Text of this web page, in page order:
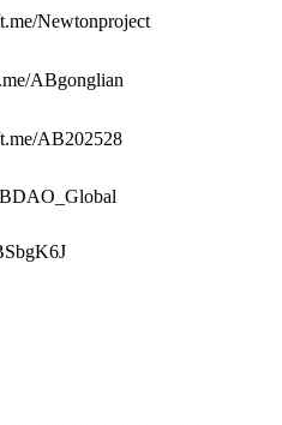
Newtonproject
ABgonglian
AB202528